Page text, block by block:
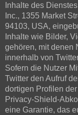
Inhalte des
Inc., 1355 Market
94103, USA,
Inhalte wie Bilder,
gehören, mit denen
innerhalb von
Sofern die Nutzer
Twitter den Aufruf
dortigen Profilen
Privacy-Shield-
eine Garantie, das